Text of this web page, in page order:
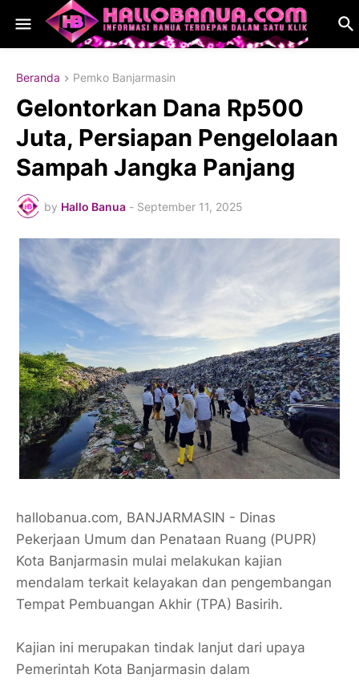
Beranda Pemko Banjarmasin
Gelontorkan Dana Rp500
Juta, Persiapan Pengelolaan
Sampah Jangka Panjang
by Hallo Banua - September 11, 2025
hallobanua.com, BANJARMASIN - Dinas
Pekerjaan Umum dan Penataan Ruang (PUPR)
Kota Banjarmasin mulai melakukan kajian
mendalam terkait kelayakan dan pengembangan
Tempat Pembuangan Akhir (TPA) Basirih.
Kajian ini merupakan tindak lanjut dari upaya
Pemerintah Kota Banjarmasin dalam